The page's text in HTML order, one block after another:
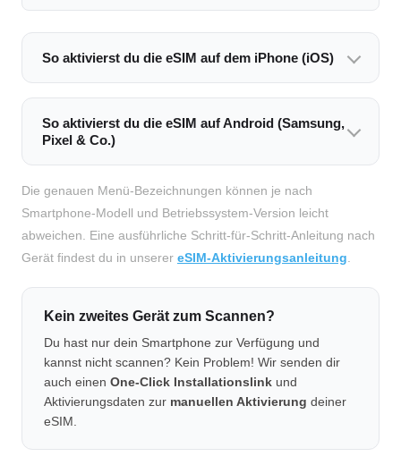
So aktivierst du die eSIM auf dem iPhone (iOS)
So aktivierst du die eSIM auf Android (Samsung,
Pixel & Co.)
Die genauen Menü-Bezeichnungen können je nach
Smartphone-Modell und Betriebssystem-Version leicht
abweichen. Eine ausführliche Schritt-für-Schritt-Anleitung nach
Gerät findest du in unserer eSIM-Aktivierungsanleitung
Kein zweites Gerät zum Scannen?
Du hast nur dein Smartphone zur Verfügung und
kannst nicht scannen? Kein Problem! Wir senden dir
auch einen One-Click Installationslink und
Aktivierungsdaten zur manuellen Aktivierung deiner
eSIM.